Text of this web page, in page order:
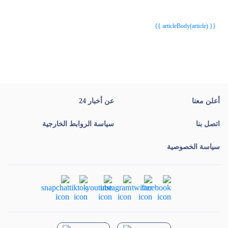
{{ articleBody(article) }}
أعلن معنا عن أخبار 24
اتصل بنا سياسة الروابط الخارجية
سياسة الخصوصية